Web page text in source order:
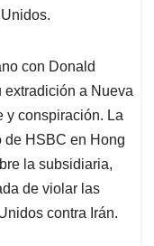
con Donald
extradición a Nueva
y conspiración. La
de HSBC en Hong
la subsidiaria,
de violar las
contra Irán.